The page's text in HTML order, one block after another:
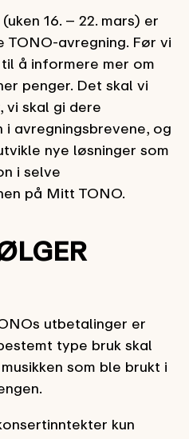
16. – 22. mars) er
avregning. Før vi
å informere mer om
penger. Det skal vi
skal gi dere
avregningsbrevene, og
nye løsninger som
i selve
på Mitt TONO.
utbetalinger er
type bruk skal
som ble brukt i
kun